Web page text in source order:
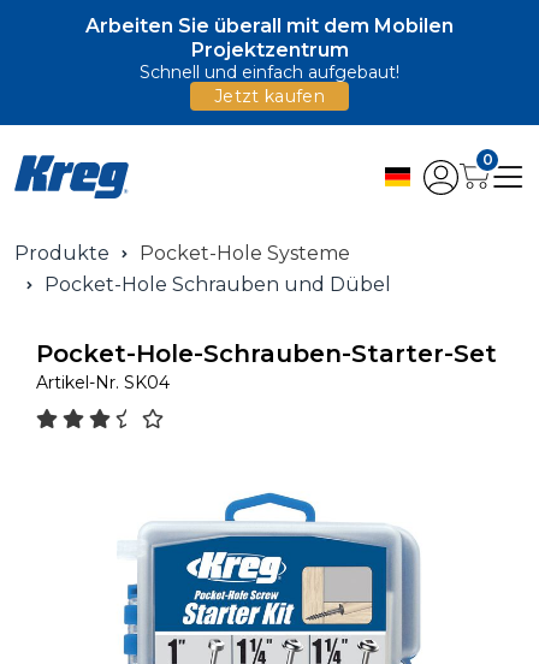
Arbeiten Sie überall mit dem Mobilen
Projektzentrum
Schnell und einfach aufgebaut!
Jetzt kaufen
0
Produkte
Pocket-Hole Systeme
Pocket-Hole Schrauben und Dübel
Pocket-Hole-Schrauben-Starter-Set
Artikel-Nr. SK04